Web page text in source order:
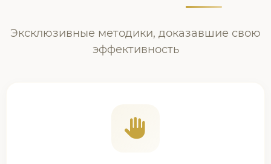
Эксклюзивные методики, доказавшие свою
эффективность